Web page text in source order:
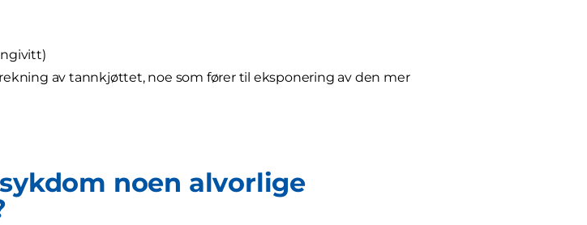
av tannkjøttet, noe som fører til eksponering av den mer
noen alvorlige